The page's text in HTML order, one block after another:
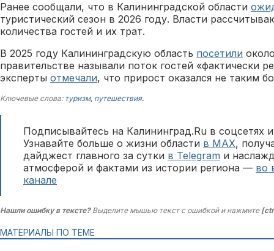
Ранее сообщали, что в Калининградской области
туристический сезон в 2026 году. Власти
количества гостей и их трат.
В 2025 году Калининградскую область посетили
правительстве называли поток гостей «фактически
эксперты отмечали, что прирост оказался не таким
Ключевые слова: туризм, путешествия.
Подписывайтесь на Калининград.Ru в соцсетях
Узнавайте больше о жизни области в MAX,
дайджест главного за сутки в Telegram и
атмосферой и фактами из истории региона — во
канале
Нашли ошибку в тексте?Выделите мышью текст с ошибкой и нажмите
МАТЕРИАЛЫ ПО ТЕМЕ